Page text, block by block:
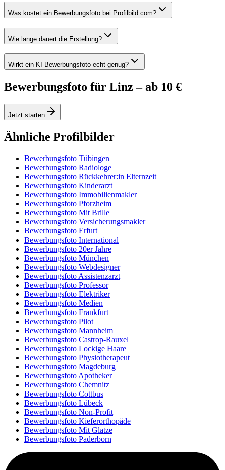
Was kostet ein Bewerbungsfoto bei Profilbild.com?
Wie lange dauert die Erstellung?
Wirkt ein KI-Bewerbungsfoto echt genug?
Bewerbungsfoto für Linz – ab 10 €
Jetzt starten
Ähnliche Profilbilder
Bewerbungsfoto Tübingen
Bewerbungsfoto Radiologe
Bewerbungsfoto Rückkehrer:in Elternzeit
Bewerbungsfoto Kinderarzt
Bewerbungsfoto Immobilienmakler
Bewerbungsfoto Pforzheim
Bewerbungsfoto Mit Brille
Bewerbungsfoto Versicherungsmakler
Bewerbungsfoto Erfurt
Bewerbungsfoto International
Bewerbungsfoto 20er Jahre
Bewerbungsfoto München
Bewerbungsfoto Webdesigner
Bewerbungsfoto Assistenzarzt
Bewerbungsfoto Professor
Bewerbungsfoto Elektriker
Bewerbungsfoto Medien
Bewerbungsfoto Frankfurt
Bewerbungsfoto Pilot
Bewerbungsfoto Mannheim
Bewerbungsfoto Castrop-Rauxel
Bewerbungsfoto Lockige Haare
Bewerbungsfoto Physiotherapeut
Bewerbungsfoto Magdeburg
Bewerbungsfoto Apotheker
Bewerbungsfoto Chemnitz
Bewerbungsfoto Cottbus
Bewerbungsfoto Lübeck
Bewerbungsfoto Non-Profit
Bewerbungsfoto Kieferorthopäde
Bewerbungsfoto Mit Glatze
Bewerbungsfoto Paderborn